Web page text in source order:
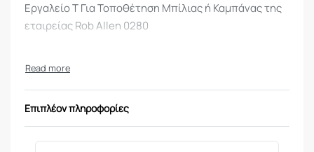
Εργαλείο Τ Για Τοποθέτηση Μπίλιας ή Καμπάνας της
εταιρείας Rob Allen 0280
Επιπλέον πληροφορίες